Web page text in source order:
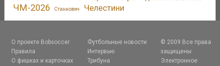
ЧМ-2026 Станкович Челестини
О проекте Bobsoccer
Правила
О фишках и карточках
Футбольные новости
Интервью
Трибуна
© 2009 Все права
защищены.
Электронное